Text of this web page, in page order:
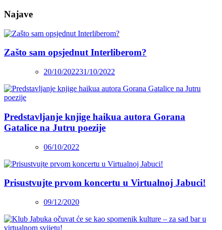
Najave
Zašto sam opsjednut Interliberom?
20/10/202231/10/2022
Predstavljanje knjige haikua autora Gorana
Gatalice na Jutru poezije
06/10/2022
Prisustvujte prvom koncertu u Virtualnoj Jabuci!
09/12/2020